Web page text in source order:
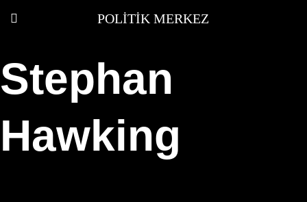
POLITIK MERKEZ
Stephan
Hawking